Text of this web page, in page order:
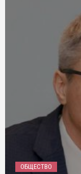
ОБЩЕСТВО